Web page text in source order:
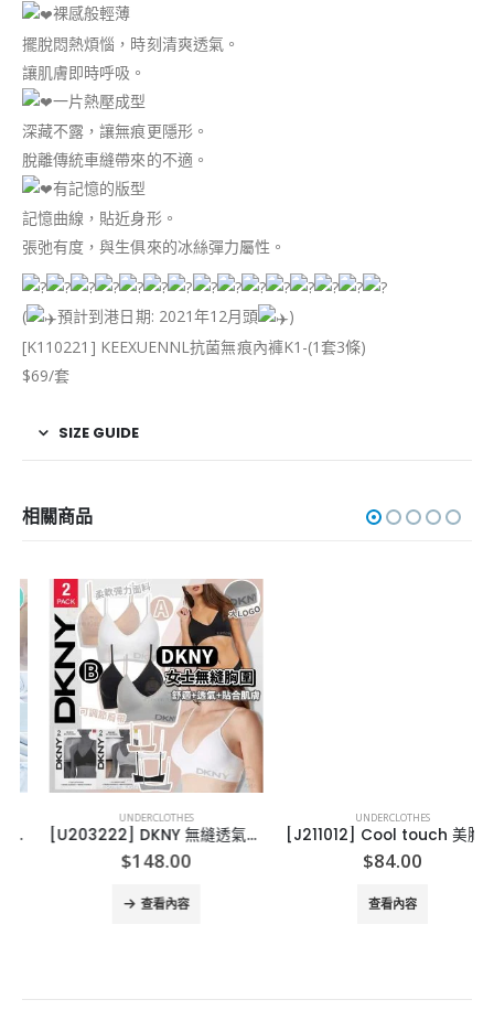
裸感般輕薄
擺脫悶熱煩惱，時刻清爽透氣。
讓肌膚即時呼吸。
一片熱壓成型
深藏不露，讓無痕更隱形。
脫離傳統車縫帶來的不適。
有記憶的版型
記憶曲線，貼近身形。
張弛有度，與生俱來的冰絲彈力屬性。
( 預計到港日期: 2021年12月頭
)
[K110221] KEEXUENNL抗菌無痕內褲K1-(1套3條)
$69/套
SIZE GUIDE
相關商品
UNDERCLOTHES
[U203222] DKNY 無縫透氣胸圍
148.00
查看內容
UNDERCLOTHES
[J211012] Cool touch 美胸無痕Jelly Bra
84.00
查看內容